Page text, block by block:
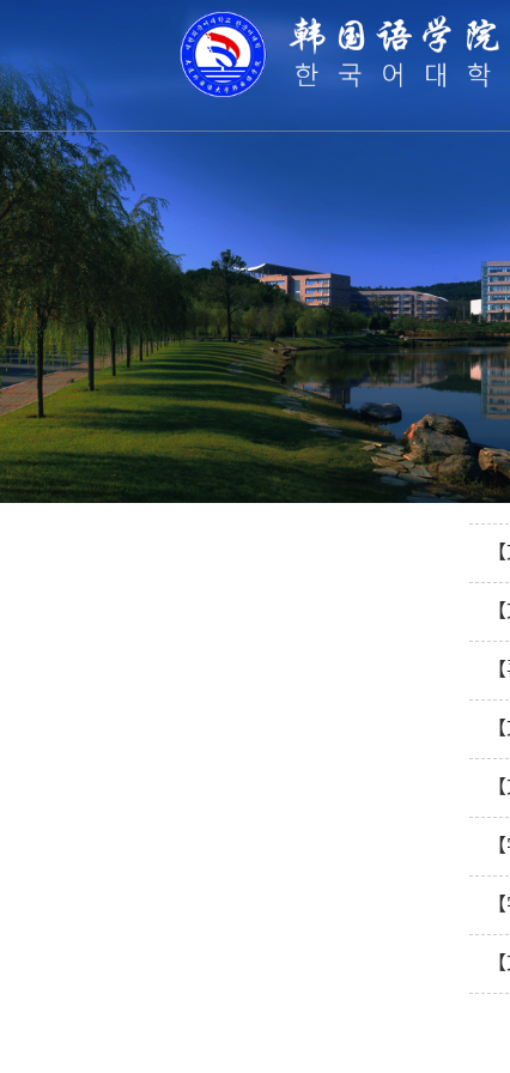
学生工作
团委学生会
院刊《海韵》
学子风采
学
【
【
【
【